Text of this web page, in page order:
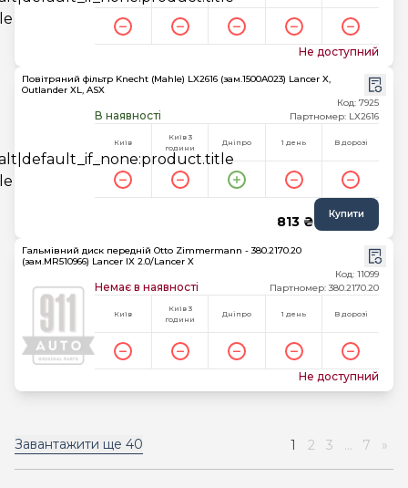
Не доступний
Повітряний фільтр Knecht (Mahle) LX2616 (зам.1500A023) Lancer X,
Outlander XL, ASX
В наявності
Код: 7925
Партномер: LX2616
Київ
Київ 3
години
Дніпро 1 день В дорозі
813 ₴ Купити
Гальмівний диск передній Otto Zimmermann - 380.2170.20
(зам.MR510966) Lancer IX 2.0/Lancer X
Немає в наявності
Код: 11099
Партномер: 380.2170.20
Київ
Київ 3
години
Дніпро 1 день В дорозі
Не доступний
Завантажити ще 40 1 2 3 ... 7 »